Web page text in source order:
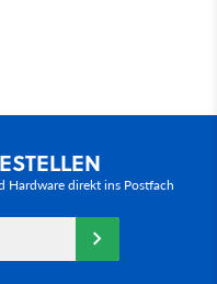
Hardware direkt ins Postfach